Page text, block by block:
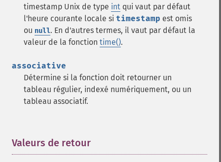
timestamp Unix de type int qui vaut par défaut
l'heure courante locale si timestamp est omis
ou null. En d'autres termes, il vaut par défaut la
valeur de la fonction time().
associative
Détermine si la fonction doit retourner un
tableau régulier, indexé numériquement, ou un
tableau associatif.
Valeurs de retour